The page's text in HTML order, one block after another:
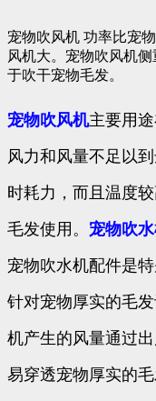
宠物吹风机 功率比宠
风机大。宠物吹风机
于吹干宠物毛发。
宠物吹风机主要用
风力和风量不足以
时耗力，而且温度
毛发使用。 宠物吹
宠物吹水机配件是
针对宠物厚实的毛
机产生的风量通过
易穿透宠物厚实的